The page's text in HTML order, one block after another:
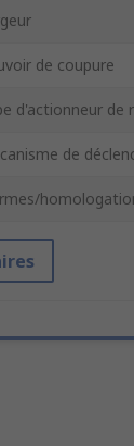
de coupure
d'actionneur de
de